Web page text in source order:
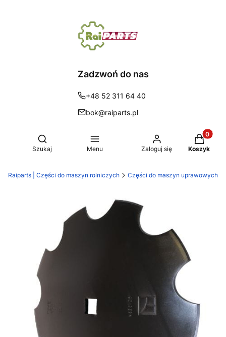
Zadzwoń do nas
+48 52 311 64 40
bok@raiparts.pl
Otwórz wyszukiwarkę
Szukaj Menu Zaloguj się Koszyk
Raiparts | Części do maszyn rolniczych Części do maszyn uprawowych